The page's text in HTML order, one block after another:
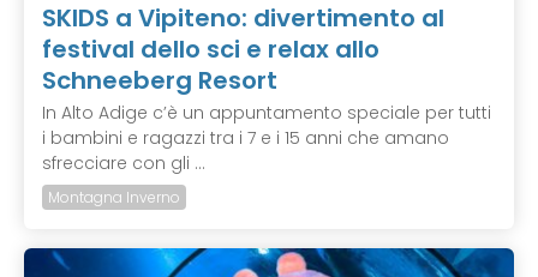
SKIDS a Vipiteno: divertimento al
festival dello sci e relax allo
Schneeberg Resort
In Alto Adige c’è un appuntamento speciale per tutti
i bambini e ragazzi tra i 7 e i 15 anni che amano
sfrecciare con gli ...
Montagna Inverno